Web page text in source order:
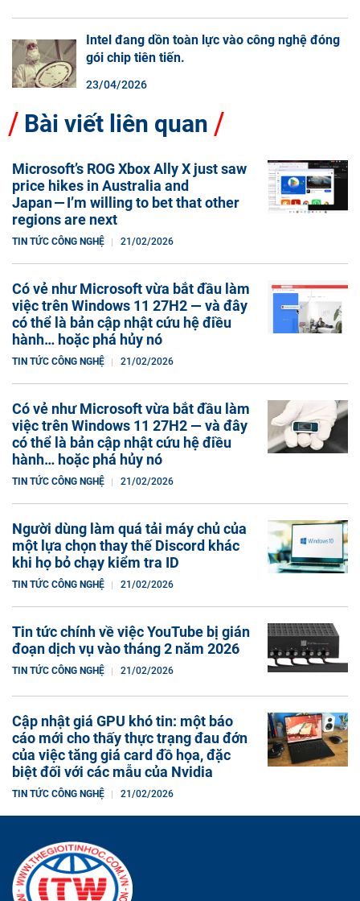
Intel đang dồn toàn lực vào công nghệ đóng
gói chip tiên tiến.
23/04/2026
Bài viết liên quan
Microsoft’s ROG Xbox Ally X just saw
price hikes in Australia and
Japan — I’m willing to bet that other
regions are next
TIN TỨC CÔNG NGHỆ 21/02/2026
Có vẻ như Microsoft vừa bắt đầu làm
việc trên Windows 11 27H2 — và đây
có thể là bản cập nhật cứu hệ điều
hành… hoặc phá hủy nó
TIN TỨC CÔNG NGHỆ 21/02/2026
Có vẻ như Microsoft vừa bắt đầu làm
việc trên Windows 11 27H2 — và đây
có thể là bản cập nhật cứu hệ điều
hành… hoặc phá hủy nó
TIN TỨC CÔNG NGHỆ 21/02/2026
Người dùng làm quá tải máy chủ của
một lựa chọn thay thế Discord khác
khi họ bỏ chạy kiểm tra ID
TIN TỨC CÔNG NGHỆ 21/02/2026
Tin tức chính về việc YouTube bị gián
đoạn dịch vụ vào tháng 2 năm 2026
TIN TỨC CÔNG NGHỆ 21/02/2026
Cập nhật giá GPU khó tin: một báo
cáo mới cho thấy thực trạng đau đớn
của việc tăng giá card đồ họa, đặc
biệt đối với các mẫu của Nvidia
TIN TỨC CÔNG NGHỆ 21/02/2026